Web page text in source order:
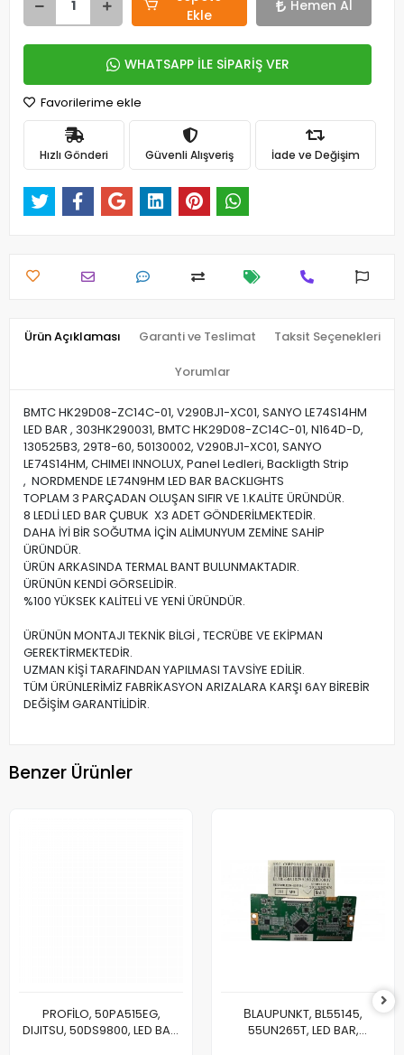
Ekle
Hemen Al
WHATSAPP İLE SİPARİŞ VER
Favorilerime ekle
Hızlı Gönderi Güvenli Alışveriş İade ve Değişim
Ürün Açıklaması Garanti ve Teslimat Taksit Seçenekleri
Yorumlar
BMTC HK29D08-ZC14C-01, V290BJ1-XC01, SANYO LE74S14HM
LED BAR , 303HK290031, BMTC HK29D08-ZC14C-01, N164D-D,
130525B3, 29T8-60, 50130002, V290BJ1-XC01, SANYO
LE74S14HM, CHIMEI INNOLUX, Panel Ledleri, Backligth Strip
, NORDMENDE LE74N9HM LED BAR BACKLIGHTS
TOPLAM 3 PARÇADAN OLUŞAN SIFIR VE 1.KALİTE ÜRÜNDÜR.
8 LEDLİ LED BAR ÇUBUK X3 ADET GÖNDERİLMEKTEDİR.
DAHA İYİ BİR SOĞUTMA İÇİN ALİMUNYUM ZEMİNE SAHİP
ÜRÜNDÜR.
ÜRÜN ARKASINDA TERMAL BANT BULUNMAKTADIR.
ÜRÜNÜN KENDİ GÖRSELİDİR.
%100 YÜKSEK KALİTELİ VE YENİ ÜRÜNDÜR.
ÜRÜNÜN MONTAJI TEKNİK BİLGİ , TECRÜBE VE EKİPMAN
GEREKTİRMEKTEDİR.
UZMAN KİŞİ TARAFINDAN YAPILMASI TAVSİYE EDİLİR.
TÜM ÜRÜNLERİMİZ FABRİKASYON ARIZALARA KARŞI 6AY BİREBİR
DEĞİŞİM GARANTİLİDİR.
Benzer Ürünler
PROFİLO, 50PA515EG,
DIJITSU, 50DS9800, LED BAR,
ВLAUPUNKT, BL55145,
55UN265T, LED BAR,